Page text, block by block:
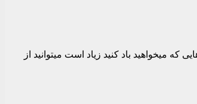
که میخواهید باد کنید زیاد است میتوانید از